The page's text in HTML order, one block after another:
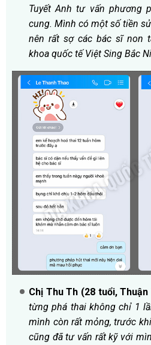
Tuyết Anh tư vấn
cung. Mình có một số tiền
nên rất sợ các bác sĩ non
khoa quốc tế Việt Sing Bắc
Chị Thu Th (28 tuổi,
từng phá thai không chỉ 1
mình còn rất mỏng, trước
cũng đã tư vấn rất kỹ với